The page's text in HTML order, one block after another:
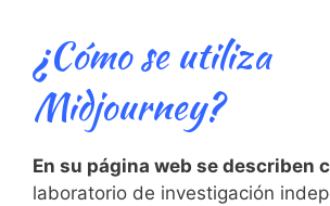
¿Cómo se utiliza
Midjourney?
En su página web se describen
laboratorio de investigación